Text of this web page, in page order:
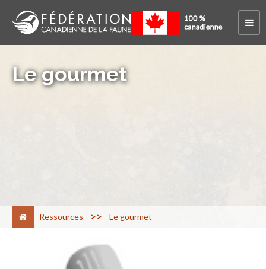
Le gourmet
Ressources > Le gourmet